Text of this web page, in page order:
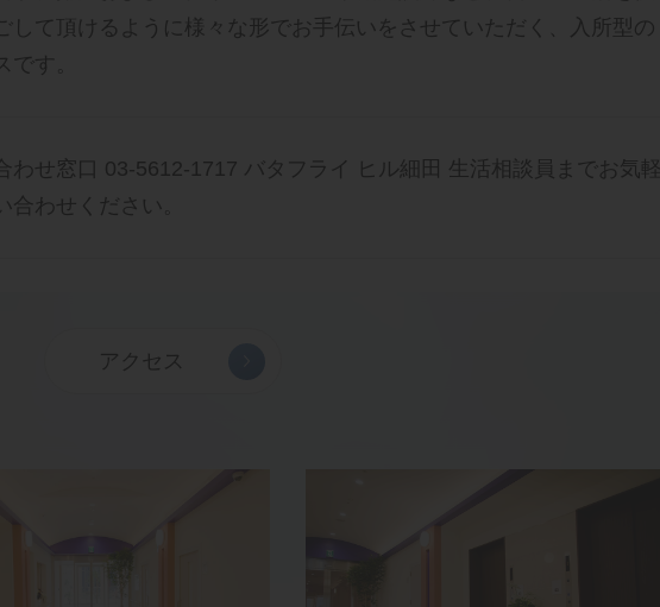
して頂けるように様々な形でお手伝いをさせていただく、入所型の
です。
わせ窓口 03-5612-1717 バタフライ ヒル細田 生活相談員までお気軽
合わせください。
アクセス